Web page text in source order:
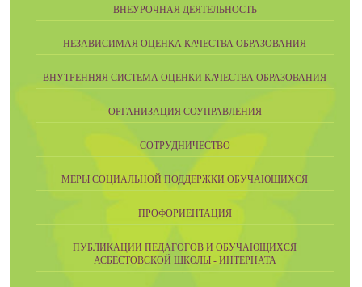
ВНЕУРОЧНАЯ ДЕЯТЕЛЬНОСТЬ
НЕЗАВИСИМАЯ ОЦЕНКА КАЧЕСТВА ОБРАЗОВАНИЯ
ВНУТРЕННЯЯ СИСТЕМА ОЦЕНКИ КАЧЕСТВА ОБРАЗОВАНИЯ
ОРГАНИЗАЦИЯ СОУПРАВЛЕНИЯ
СОТРУДНИЧЕСТВО
МЕРЫ СОЦИАЛЬНОЙ ПОДДЕРЖКИ ОБУЧАЮЩИХСЯ
ПРОФОРИЕНТАЦИЯ
ПУБЛИКАЦИИ ПЕДАГОГОВ И ОБУЧАЮЩИХСЯ
АСБЕСТОВСКОЙ ШКОЛЫ - ИНТЕРНАТА